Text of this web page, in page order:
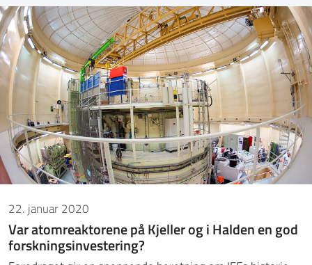
22. januar 2020
Var atomreaktorene på Kjeller og i Halden en god
forskningsinvestering?